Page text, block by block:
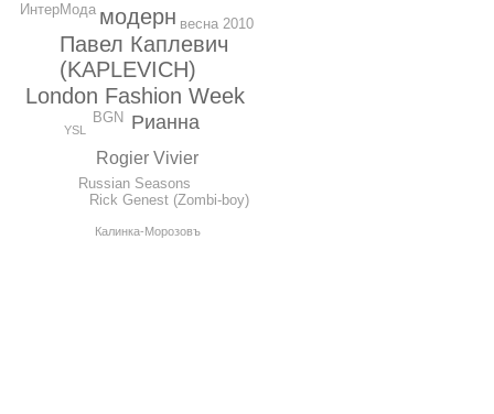
модерн
Павел Каплевич
(KAPLEVICH)
London Fashion Week
Рианна
Rogier Vivier
BGN
ИнтерМода
Russian Seasons
Rick Genest (Zombi-boy)
весна 2010
Калинка-Морозовъ
YSL